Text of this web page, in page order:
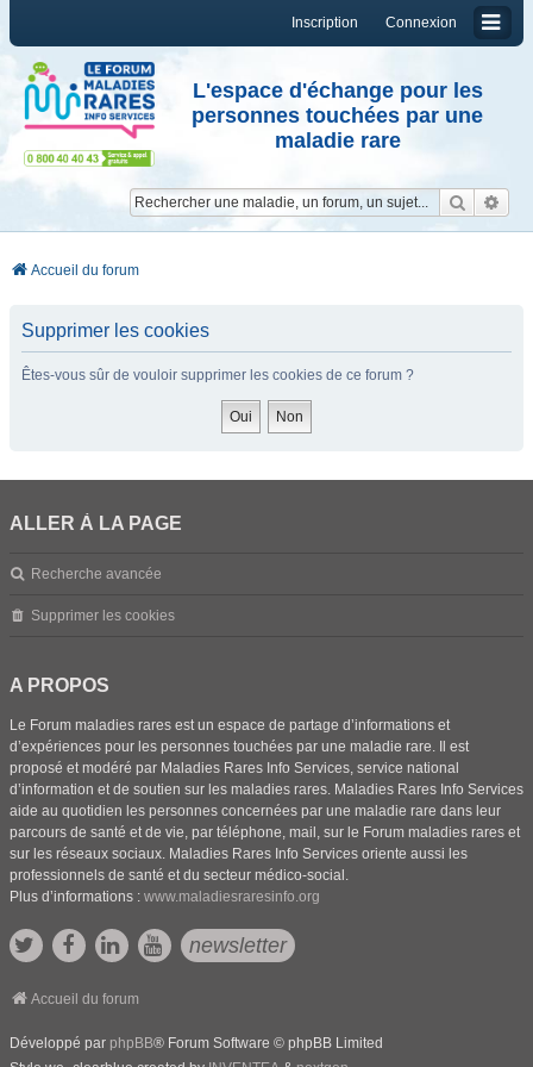
Connexion
Inscription
L'espace d'échange pour les
personnes touchées par une
maladie rare
Accueil du forum
Supprimer les cookies
Êtes-vous sûr de vouloir supprimer les cookies de ce forum ?
ALLER À LA PAGE
Recherche avancée
Supprimer les cookies
A PROPOS
Le Forum maladies rares est un espace de partage d’informations et
d’expériences pour les personnes touchées par une maladie rare. Il est
proposé et modéré par Maladies Rares Info Services, service national
d’information et de soutien sur les maladies rares. Maladies Rares Info Services
aide au quotidien les personnes concernées par une maladie rare dans leur
parcours de santé et de vie, par téléphone, mail, sur le Forum maladies rares et
sur les réseaux sociaux. Maladies Rares Info Services oriente aussi les
professionnels de santé et du secteur médico-social.
Plus d’informations : www.maladiesraresinfo.org
newsletter
Accueil du forum
Développé par phpBB® Forum Software © phpBB Limited